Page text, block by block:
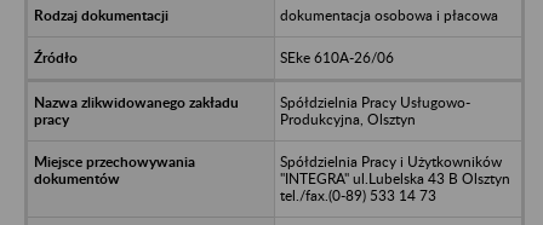
dokumentacja osobowa i płacowa
SEke 610A-26/06
Spółdzielnia Pracy Usługowo-
Produkcyjna, Olsztyn
Spółdzielnia Pracy i Użytkowników
"INTEGRA" ul.Lubelska 43 B Olsztyn
tel./fax.(0-89) 533 14 73